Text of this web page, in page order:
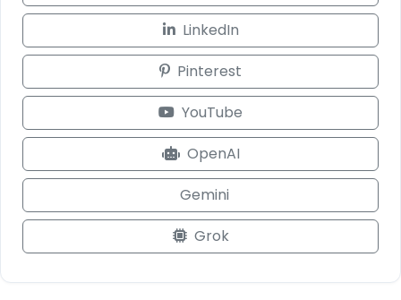
LinkedIn
Pinterest
YouTube
OpenAI
Gemini
Grok